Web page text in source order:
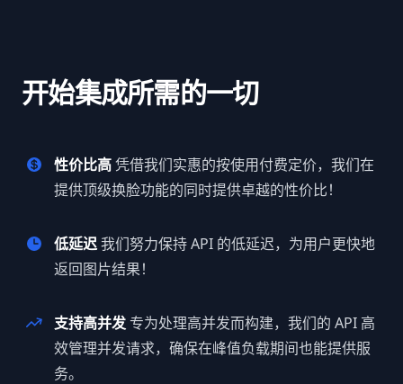
开始集成所需的一切
性价比高凭借我们实惠的按使用付费定价，我们在
提供顶级换脸功能的同时提供卓越的性价比！
低延迟我们努力保持 API 的低延迟，为用户更快地
返回图片结果！
支持高并发 专为处理高并发而构建，我们的 API 高
效管理并发请求，确保在峰值负载期间也能提供服
务。